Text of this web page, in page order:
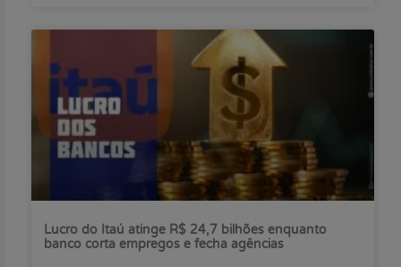
Lucro do Itaú atinge R$ 24,7 bilhões enquanto
banco corta empregos e fecha agências